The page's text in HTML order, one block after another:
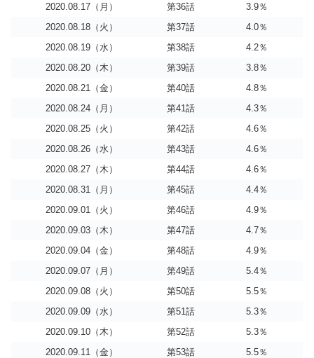
2020.08.17（月）
第36話
3.9％
2020.08.18（火）
第37話
4.0％
2020.08.19（水）
第38話
4.2％
2020.08.20（木）
第39話
3.8％
2020.08.21（金）
第40話
4.8％
2020.08.24（月）
第41話
4.3％
2020.08.25（火）
第42話
4.6％
2020.08.26（水）
第43話
4.6％
2020.08.27（木）
第44話
4.6％
2020.08.31（月）
第45話
4.4％
2020.09.01（火）
第46話
4.9％
2020.09.03（木）
第47話
4.7％
2020.09.04（金）
第48話
4.9％
2020.09.07（月）
第49話
5.4％
2020.09.08（火）
第50話
5.5％
2020.09.09（水）
第51話
5.3％
2020.09.10（木）
第52話
5.3％
2020.09.11（金）
第53話
5.5％